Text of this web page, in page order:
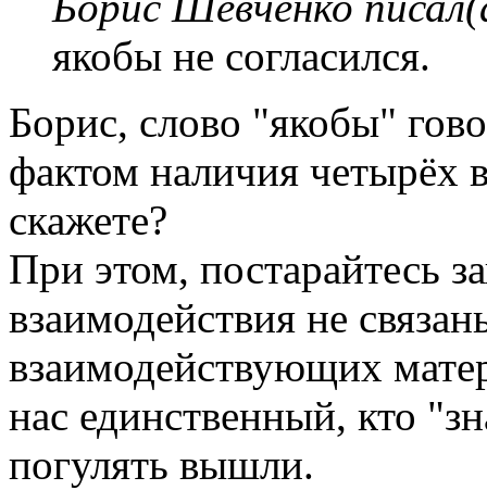
якобы не согласился.
Борис, слово "якобы"
фактом наличия четырёх
скажете?
При этом, постарайтесь
взаимодействия не
взаимодействующих
нас единственный, кто
погулять вышли.